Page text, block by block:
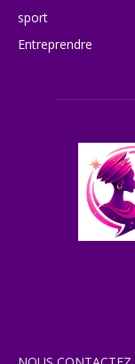
sport
Entreprendre